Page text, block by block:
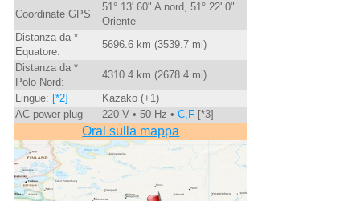
Coordinate GPS
51° 13' 60" A nord, 51° 22' 0"
Oriente
Distanza da *
Equatore:
5696.6 km (3539.7 mi)
Distanza da *
Polo Nord:
4310.4 km (2678.4 mi)
Lingue: [*2]
Kazako (+1)
AC power plug
220 V • 50 Hz • C,F[*3]
Oral sulla mappa